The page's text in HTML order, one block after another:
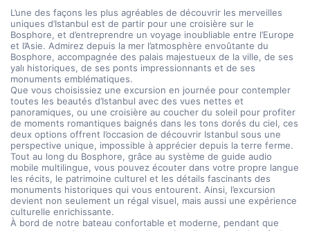
L’une des façons les plus agréables de découvrir les merveilles
uniques d’Istanbul est de partir pour une croisière sur le
Bosphore, et d’entreprendre un voyage inoubliable entre l’Europe
et l’Asie. Admirez depuis la mer l’atmosphère envoûtante du
Bosphore, accompagnée des palais majestueux de la ville, de ses
yalı historiques, de ses ponts impressionnants et de ses
monuments emblématiques.
Que vous choisissiez une excursion en journée pour contempler
toutes les beautés d’Istanbul avec des vues nettes et
panoramiques, ou une croisière au coucher du soleil pour profiter
de moments romantiques baignés dans les tons dorés du ciel, ces
deux options offrent l’occasion de découvrir Istanbul sous une
perspective unique, impossible à apprécier depuis la terre ferme.
Tout au long du Bosphore, grâce au système de guide audio
mobile multilingue, vous pouvez écouter dans votre propre langue
les récits, le patrimoine culturel et les détails fascinants des
monuments historiques qui vous entourent. Ainsi, l’excursion
devient non seulement un régal visuel, mais aussi une expérience
culturelle enrichissante.
À bord de notre bateau confortable et moderne, pendant que